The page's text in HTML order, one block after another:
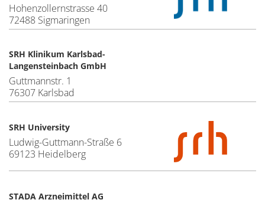
Hohenzollernstrasse 40
72488 Sigmaringen
SRH Klinikum Karlsbad-
Langensteinbach GmbH
Guttmannstr. 1
76307 Karlsbad
SRH University
Ludwig-Guttmann-Straße 6
69123 Heidelberg
STADA Arzneimittel AG